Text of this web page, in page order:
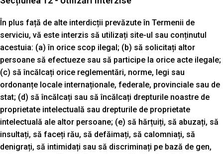
În plus față de alte interdicții prevăzute în Termenii de
serviciu, vă este interzis să utilizați site-ul sau conținutul
acestuia: (a) în orice scop ilegal; (b) să solicitați altor
persoane să efectueze sau să participe la orice acte ilegale;
(c) să încălcați orice reglementări, norme, legi sau
ordonanțe locale internaționale, federale, provinciale sau de
stat; (d) să încălcați sau să încălcați drepturile noastre de
proprietate intelectuală sau drepturile de proprietate
intelectuală ale altor persoane; (e) să hărțuiți, să abuzați, să
insultați, să faceți rău, să defăimați, să calomniați, să
denigrați, să intimidați sau să discriminați pe bază de gen,